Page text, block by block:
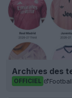
Archives des
OFFICIEL